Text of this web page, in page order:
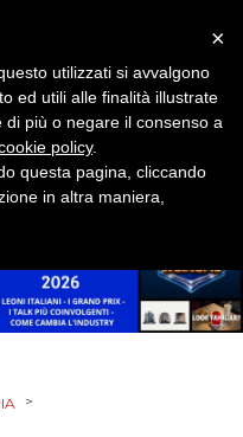
>
×
utilizzati si avvalgono
ed utili alle finalità illustrate
di più o negare il consenso a
policy.
questa pagina, cliccando
in altra maniera,